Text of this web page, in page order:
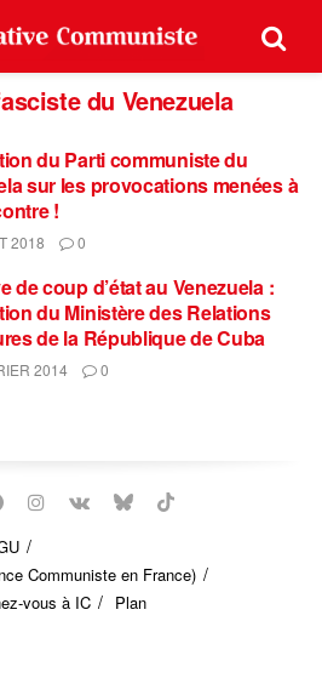
du Venezuela
du Parti communiste du
sur les provocations menées à
!
2018 0
de coup d’état au Venezuela :
du Ministère des Relations
de la République de Cuba
2014 0
Communiste en France)
vous à IC Plan